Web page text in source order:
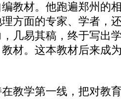
教材。他跑遍郑州的
方面的专家、学者，
几易其稿，终于写出
材。这本教材后来成
学第一线，把对教